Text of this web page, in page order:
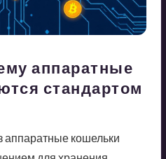
аппаратные
стандартом
аппаратные кошельки